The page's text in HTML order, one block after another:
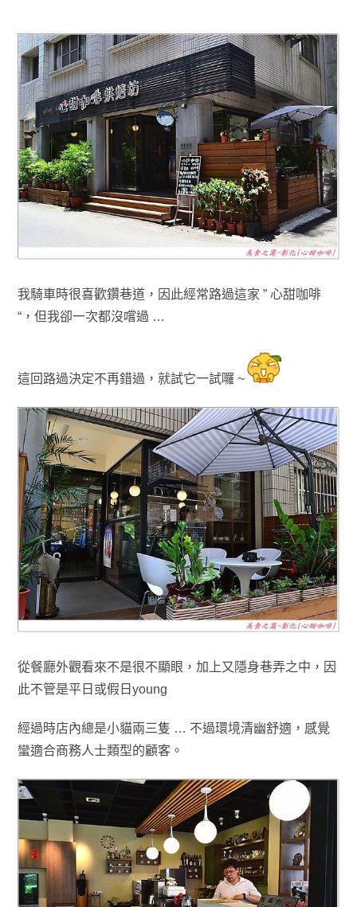
我騎車時很喜歡鑽巷道，因此經常路過這家 ” 心甜咖啡
“，但我卻一次都沒嚐過 …
這回路過決定不再錯過 ，就試它一試囉 ~
從餐廳外觀看來不是很不顯眼 ，加上又 隱身巷弄之中 ，因
此不管是平日或假日young
經過時店內總是小貓兩三隻 … 不過環境清幽舒適，感覺
蠻適合商務人士類型的顧客。